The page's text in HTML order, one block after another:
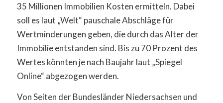
35 Millionen Immobilien Kosten ermitteln. Dabei
soll es laut „Welt“ pauschale Abschläge für
Wertminderungen geben, die durch das Alter der
Immobilie entstanden sind. Bis zu 70 Prozent des
Wertes könnten je nach Baujahr laut „Spiegel
Online“ abgezogen werden.
Von Seiten der Bundesländer Niedersachsen und